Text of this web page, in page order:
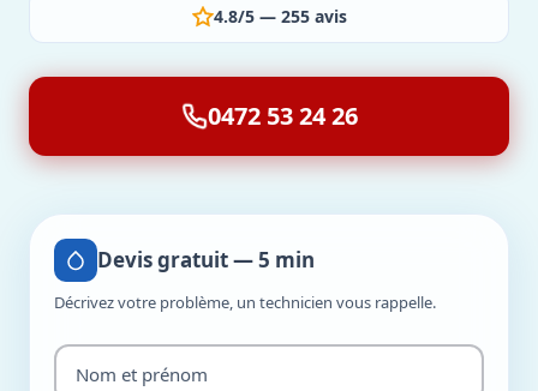
4.8/5 — 255 avis
0472 53 24 26
Devis gratuit — 5 min
Décrivez votre problème, un technicien vous rappelle.